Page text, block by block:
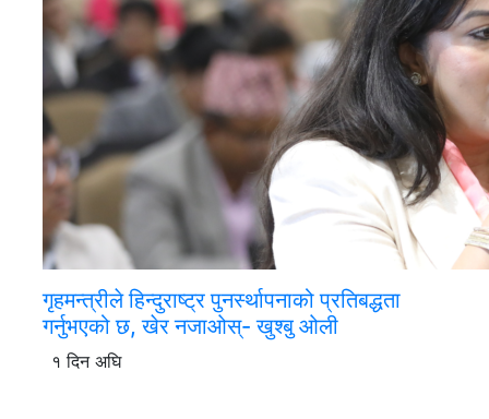
गृहमन्त्रीले हिन्दुराष्ट्र पुनर्स्थापनाको प्रतिबद्धता
गर्नुभएको छ, खेर नजाओस्- खुश्बु ओली
१ दिन अघि